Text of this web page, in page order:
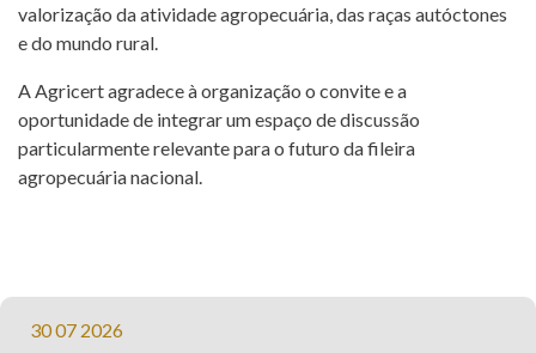
valorização da atividade agropecuária, das raças autóctones
e do mundo rural.
A Agricert agradece à organização o convite e a
oportunidade de integrar um espaço de discussão
particularmente relevante para o futuro da fileira
agropecuária nacional.
30 07 2026